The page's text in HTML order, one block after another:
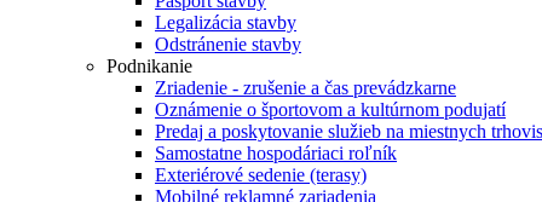
Legalizácia stavby
Odstránenie stavby
Podnikanie
Zriadenie - zrušenie a čas prevádzkarne
Oznámenie o športovom a kultúrnom podujatí
Predaj a poskytovanie služieb na miestnych
Samostatne hospodáriaci roľník
Exteriérové sedenie (terasy)
Mobilné reklamné zariadenia